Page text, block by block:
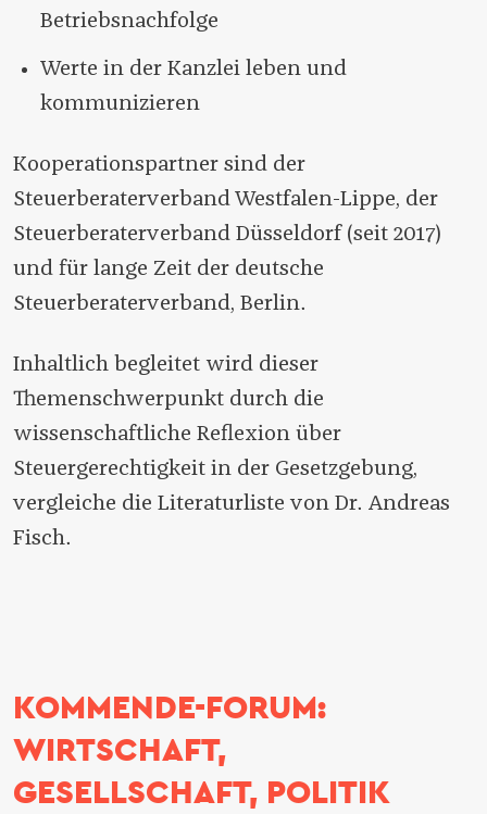
Betriebsnachfolge
Werte in der Kanzlei leben und
kommunizieren
Kooperationspartner sind der
Steuerberaterverband Westfalen-Lippe, der
Steuerberaterverband Düsseldorf (seit 2017)
und für lange Zeit der deutsche
Steuerberaterverband, Berlin.
Inhaltlich begleitet wird dieser
Themenschwerpunkt durch die
wissenschaftliche Reflexion über
Steuergerechtigkeit in der Gesetzgebung,
vergleiche die Literaturliste von Dr. Andreas
Fisch.
KOMMENDE-FORUM:
WIRTSCHAFT,
GESELLSCHAFT, POLITIK